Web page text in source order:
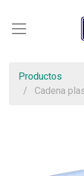
Productos
Cadena